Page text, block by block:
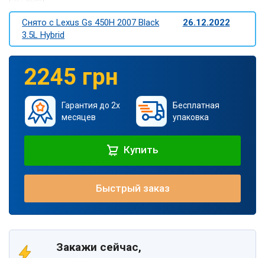
Снято c Lexus Gs 450H 2007 Black
3.5L Hybrid
26.12.2022
2245 грн
Гарантия до 2х
месяцев
Бесплатная
упаковка
Купить
Быстрый заказ
Закажи сейчас,